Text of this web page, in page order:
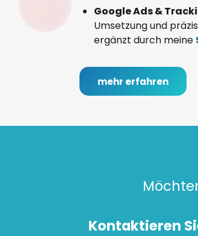
Google Ads &
Umsetzung und
ergänzt durch meine
mehr erfahren
Kontaktieren